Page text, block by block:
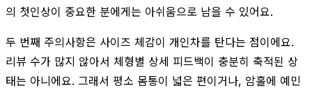
의 첫인상이 중요한 분에게는 아쉬움으로 남을 수 있어요.
두 번째 주의사항은 사이즈 체감이 개인차를 탄다는 점이에요.
리뷰 수가 많지 않아서 체형별 상세 피드백이 충분히 축적된 상
태는 아니에요. 그래서 평소 몸통이 넓은 편이거나, 암홀에 예민